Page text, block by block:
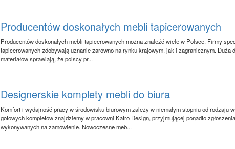
Producentów doskonałych mebli tapicerowanych
Producentów doskonałych mebli tapicerowanych można znaleźć wiele w Polsce. Firmy
tapicerowanych zdobywają uznanie zarówno na rynku krajowym, jak i zagranicznym. Duża
materiałów sprawiają, że polscy pr...
Designerskie komplety mebli do biura
Komfort i wydajność pracy w środowisku biurowym zależy w niemałym stopniu od rodzaju
gotowych kompletów znajdziemy w pracowni Katro Design, przyjmującej ponadto
wykonywanych na zamówienie. Nowoczesne meb...